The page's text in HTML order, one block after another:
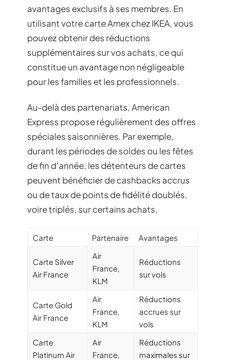
avantages exclusifs à ses membres. En
utilisant votre carte Amex chez IKEA, vous
pouvez obtenir des réductions
supplémentaires sur vos achats, ce qui
constitue un avantage non négligeable
pour les familles et les professionnels.
Au-delà des partenariats, American
Express propose régulièrement des offres
spéciales saisonnières. Par exemple,
durant les périodes de soldes ou les fêtes
de fin d’année, les détenteurs de cartes
peuvent bénéficier de cashbacks accrus
ou de taux de points de fidélité doublés,
voire triplés, sur certains achats.
Carte Partenaire Avantages
Carte Silver
Air France
Air
France,
KLM
Réductions
sur vols
Carte Gold
Air France
Air
France,
KLM
Réductions
accrues sur
vols
Carte
Platinum Air
Air
France,
Réductions
maximales sur